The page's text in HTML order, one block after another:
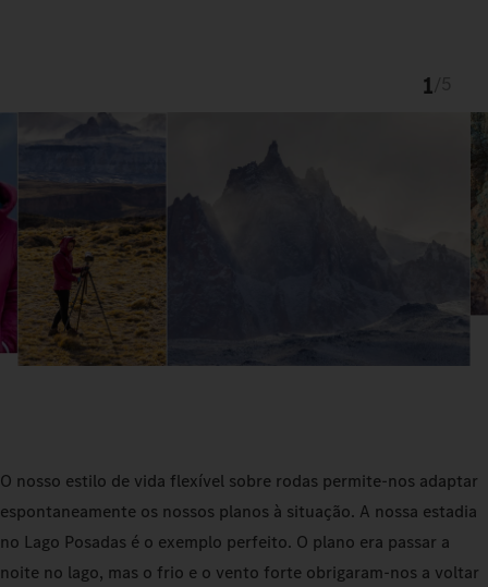
1
O nosso estilo de vida flexível sobre rodas permite-nos adaptar
espontaneamente os nossos planos à situação. A nossa estadia
no Lago Posadas é o exemplo perfeito. O plano era passar a
noite no lago, mas o frio e o vento forte obrigaram-nos a voltar